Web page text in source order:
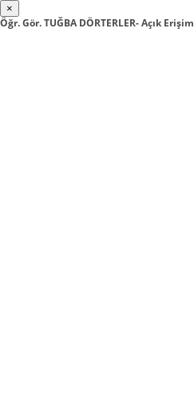
×
Öğr. Gör. TUĞBA DÖRTERLER- Açık Erişim